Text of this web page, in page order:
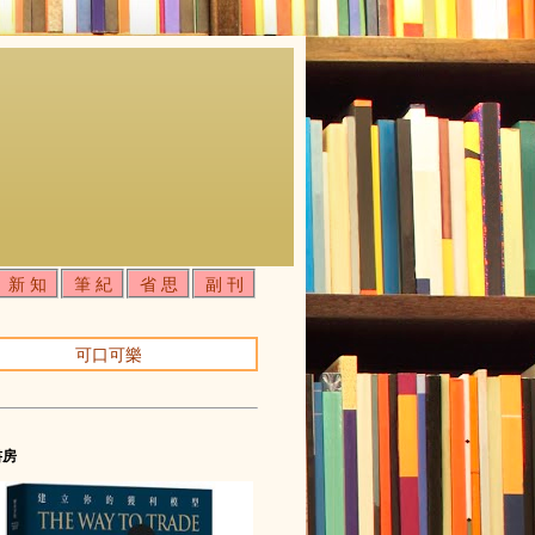
新 知 筆 紀 省 思 副 刊
可口可樂